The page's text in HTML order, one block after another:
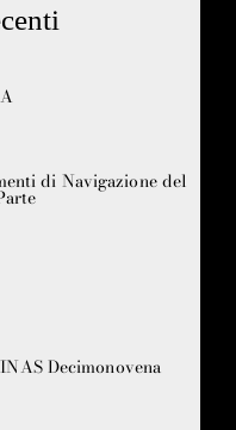
di Navigazione del
Decimonovena